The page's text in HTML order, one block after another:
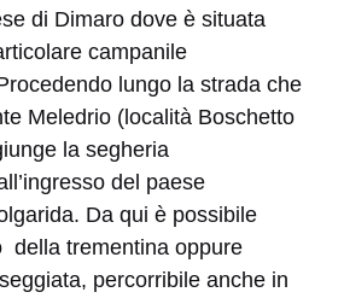
di Dimaro dove è situata
campanile
lungo la strada che
Meledrio (località Boschetto
la segheria
del paese
Da qui è possibile
della trementina oppure
percorribile anche in